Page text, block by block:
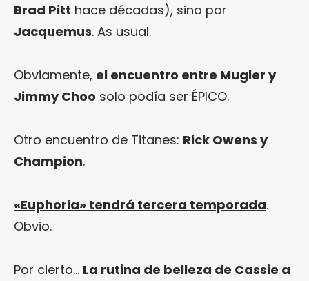
Brad Pitt hace décadas), sino por
Jacquemus. As usual.
Obviamente, el encuentro entre Mugler y
Jimmy Choo solo podía ser ÉPICO.
Otro encuentro de Titanes: Rick Owens y
Champion.
«Euphoria» tendrá tercera temporada.
Obvio.
Por cierto… La rutina de belleza de Cassie a